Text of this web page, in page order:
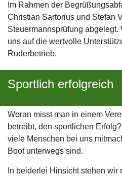
Im Rahmen der
Christian Sartorius und Stefan
Steuermannsprüfung abgelegt.
uns auf die wertvolle
Ruderbetrieb.
Sportlich erfolgreich
Woran misst man in einem
betreibt, den sportlichen
viele Menschen bei uns
Boot unterwegs sind.
In beiderlei Hinsicht stehen